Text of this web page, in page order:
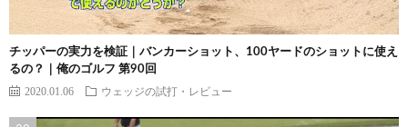
チッパーの実力を検証｜バンカーショット、100ヤードのショットに使え
るの？｜俺のゴルフ 第90回
2020.01.06 ウェッジの試打・レビュー